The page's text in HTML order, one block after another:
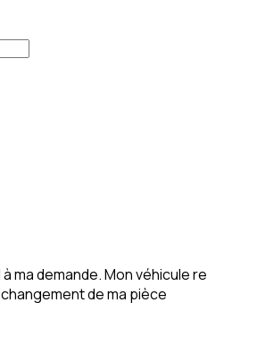
ma demande. Mon véhicule re
de ma pièce